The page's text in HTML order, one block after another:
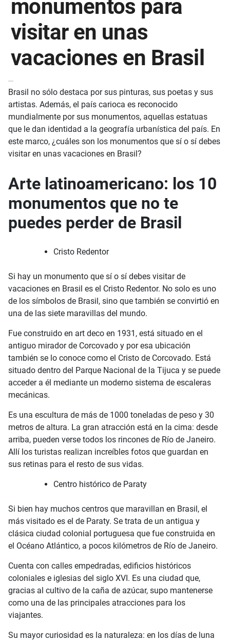
monumentos para
visitar en unas
vacaciones en Brasil
Brasil no sólo destaca por sus pinturas, sus poetas y sus
artistas. Además, el país carioca es reconocido
mundialmente por sus monumentos, aquellas estatuas
que le dan identidad a la geografía urbanística del país. En
este marco, ¿cuáles son los monumentos que sí o sí debes
visitar en unas vacaciones en Brasil?
Arte latinoamericano: los 10
monumentos que no te
puedes perder de Brasil
Cristo Redentor
Si hay un monumento que sí o sí debes visitar de
vacaciones en Brasil es el Cristo Redentor. No solo es uno
de los símbolos de Brasil, sino que también se convirtió en
una de las siete maravillas del mundo.
Fue construido en art deco en 1931, está situado en el
antiguo mirador de Corcovado y por esa ubicación
también se lo conoce como el Cristo de Corcovado. Está
situado dentro del Parque Nacional de la Tijuca y se puede
acceder a él mediante un moderno sistema de escaleras
mecánicas.
Es una escultura de más de 1000 toneladas de peso y 30
metros de altura. La gran atracción está en la cima: desde
arriba, pueden verse todos los rincones de Río de Janeiro.
Allí los turistas realizan increíbles fotos que guardan en
sus retinas para el resto de sus vidas.
Centro histórico de Paraty
Si bien hay muchos centros que maravillan en Brasil, el
más visitado es el de Paraty. Se trata de un antigua y
clásica ciudad colonial portuguesa que fue construida en
el Océano Atlántico, a pocos kilómetros de Río de Janeiro.
Cuenta con calles empedradas, edificios históricos
coloniales e iglesias del siglo XVI. Es una ciudad que,
gracias al cultivo de la caña de azúcar, supo mantenerse
como una de las principales atracciones para los
viajantes.
Su mayor curiosidad es la naturaleza: en los días de luna